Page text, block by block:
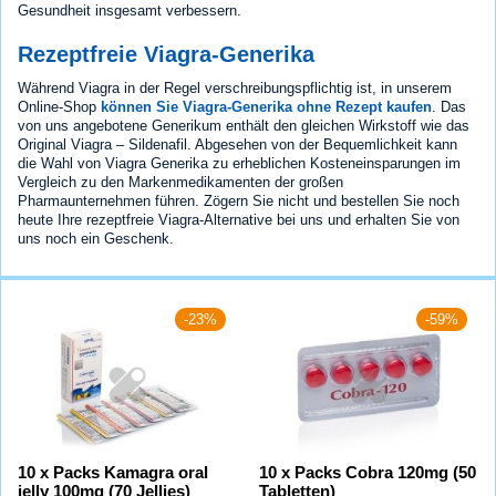
Gesundheit insgesamt verbessern.
Rezeptfreie Viagra-Generika
Während Viagra in der Regel verschreibungspflichtig ist, in unserem
Online-Shop können Sie Viagra-Generika ohne Rezept kaufen . Das
von uns angebotene Generikum enthält den gleichen Wirkstoff wie das
Original Viagra – Sildenafil. Abgesehen von der Bequemlichkeit kann
die Wahl von Viagra Generika zu erheblichen Kosteneinsparungen im
Vergleich zu den Markenmedikamenten der großen
Pharmaunternehmen führen. Zögern Sie nicht und bestellen Sie noch
heute Ihre rezeptfreie Viagra-Alternative bei uns und erhalten Sie von
uns noch ein Geschenk.
-23%
10 x Packs Kamagra oral
jelly 100mg (70 Jellies)
-59%
10 x Packs Cobra 120mg (50
Tabletten)